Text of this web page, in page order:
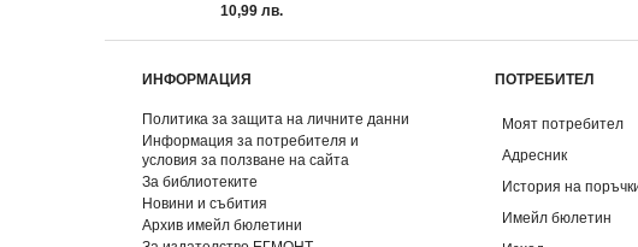
1,80 лв.
ИНФОРМАЦИЯ
Политика за защита на личните данни
Информация за потребителя и
условия за ползване на сайта
За библиотеките
Новини и събития
Архив имейл бюлетини
ПОТРЕБИТЕЛ
Моят потребител
Адресник
История на
Имейл бюлетин